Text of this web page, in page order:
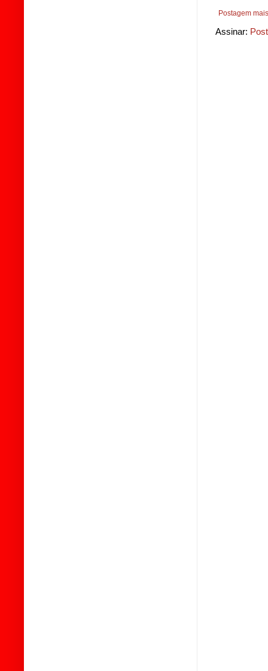
Postagem
Assinar: